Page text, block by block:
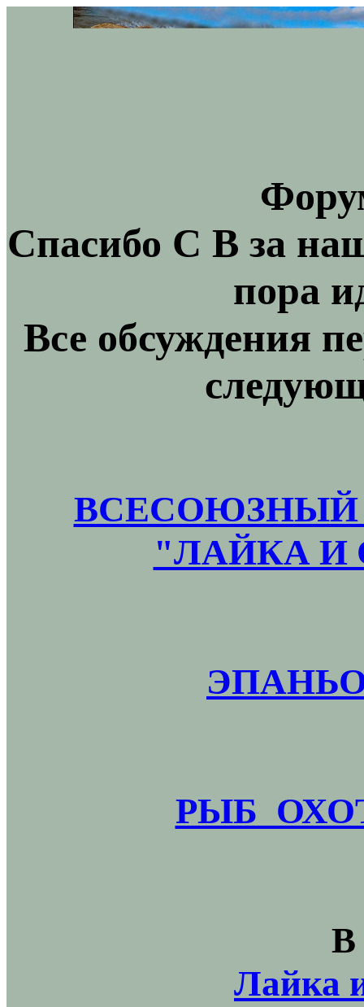
Спасибо С В за
пора
Все обсуждения
ВСЕСОЮЗНЫЙ
"ЛАЙКА И
В
Лайка